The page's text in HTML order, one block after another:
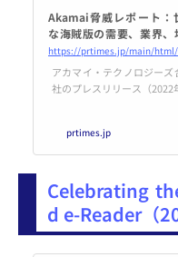
Akamai脅威レポート：
な海賊版の需要、業界、
傾向が判明
アカマイ・テクノロジーズ
社のプレスリリース（2022
界、地域の傾向が判明
prtimes.jp
Celebrating
d e-Reader（